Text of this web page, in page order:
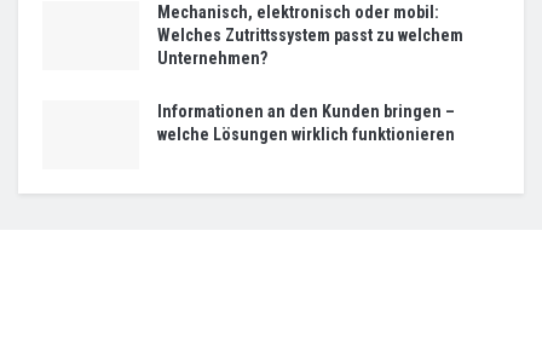
Mechanisch, elektronisch oder mobil:
Welches Zutrittssystem passt zu welchem
Unternehmen?
Informationen an den Kunden bringen –
welche Lösungen wirklich funktionieren